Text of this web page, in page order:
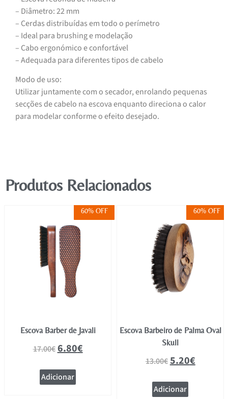
– Diâmetro: 22 mm
– Cerdas distribuídas em todo o perímetro
– Ideal para brushing e modelação
– Cabo ergonómico e confortável
– Adequada para diferentes tipos de cabelo
Modo de uso:
Utilizar juntamente com o secador, enrolando pequenas
secções de cabelo na escova enquanto direciona o calor
para modelar conforme o efeito desejado.
Produtos Relacionados
60% OFF
Escova Barber de Javali
17.00€6.80€
Adicionar
60% OFF
Escova Barbeiro de Palma Oval
Skull
13.00€5.20€
Adicionar